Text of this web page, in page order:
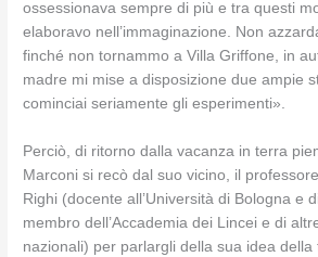
ossessionava sempre di più e tra questi
elaboravo nell’immaginazione. Non
finché non tornammo a Villa Griffone, in
madre mi mise a disposizione due ampie
cominciai seriamente gli esperimenti».
Perciò, di ritorno dalla vacanza in terra
Marconi si recò dal suo vicino, il
Righi (docente all’Università di Bologna e
membro dell’Accademia dei Lincei e di
nazionali) per parlargli della sua idea della